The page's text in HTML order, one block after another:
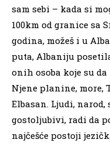
sam sebi – kada si
100km od granice sa
godina, možeš i u
puta, Albaniju
onih osoba koje su
Njene planine, more,
Elbasan. Ljudi,
gostoljubivi, radi da
najčešće postoji